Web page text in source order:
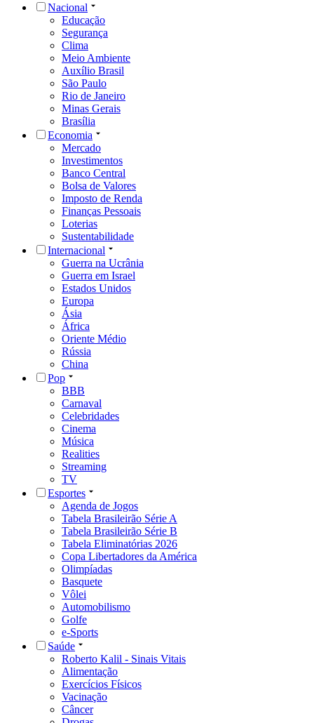
Nacional
Educação
Segurança
Clima
Meio Ambiente
Auxílio Brasil
São Paulo
Rio de Janeiro
Minas Gerais
Brasília
Economia
Mercado
Investimentos
Banco Central
Bolsa de Valores
Imposto de Renda
Finanças Pessoais
Loterias
Sustentabilidade
Internacional
Guerra na Ucrânia
Guerra em Israel
Estados Unidos
Europa
Ásia
África
Oriente Médio
Rússia
China
Pop
BBB
Carnaval
Celebridades
Cinema
Música
Realities
Streaming
TV
Esportes
Agenda de Jogos
Tabela Brasileirão Série A
Tabela Brasileirão Série B
Tabela Eliminatórias 2026
Copa Libertadores da América
Olimpíadas
Basquete
Vôlei
Automobilismo
Golfe
e-Sports
Saúde
Roberto Kalil - Sinais Vitais
Alimentação
Exercícios Físicos
Vacinação
Câncer